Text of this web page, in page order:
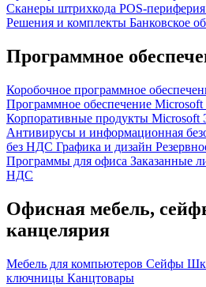
Сканеры штрихкода POS-периферия
Решения и комплекты Банковское
Программное
Коробочное программное
Программное обеспечение
Корпоративные продукты Microsoft
Антивирусы и информационная
без НДС Графика и дизайн
Программы для офиса Заказанные
НДС
Офисная мебель,
канцелярия
Мебель для компьютеров Сейфы
ключницы Канцтовары